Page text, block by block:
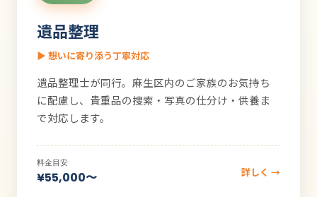
遺品整理
▶ 想いに寄り添う丁寧対応
遺品整理士が同行。麻生区内のご家族のお気持ち
に配慮し、貴重品の捜索・写真の仕分け・供養ま
で対応します。
料金目安
¥55,000〜 詳しく →